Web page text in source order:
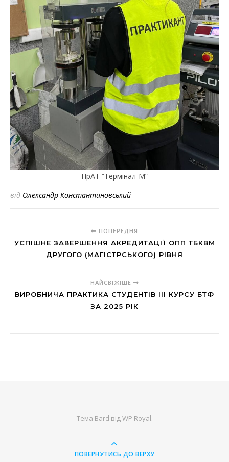
ПрАТ “Термінал-М”
від Олександр Константиновський
ПОПЕРЕДНЯ
УСПІШНЕ ЗАВЕРШЕННЯ АКРЕДИТАЦІЇ ОПП ТБКВМ
ДРУГОГО (МАГІСТРСЬКОГО) РІВНЯ
НАЙСВІЖІШЕ
ВИРОБНИЧА ПРАКТИКА СТУДЕНТІВ ІІІ КУРСУ БТФ
ЗА 2025 РІК
Тема Bard відWP Royal.
ПОВЕРНУТИСЬ ДО ВЕРХУ